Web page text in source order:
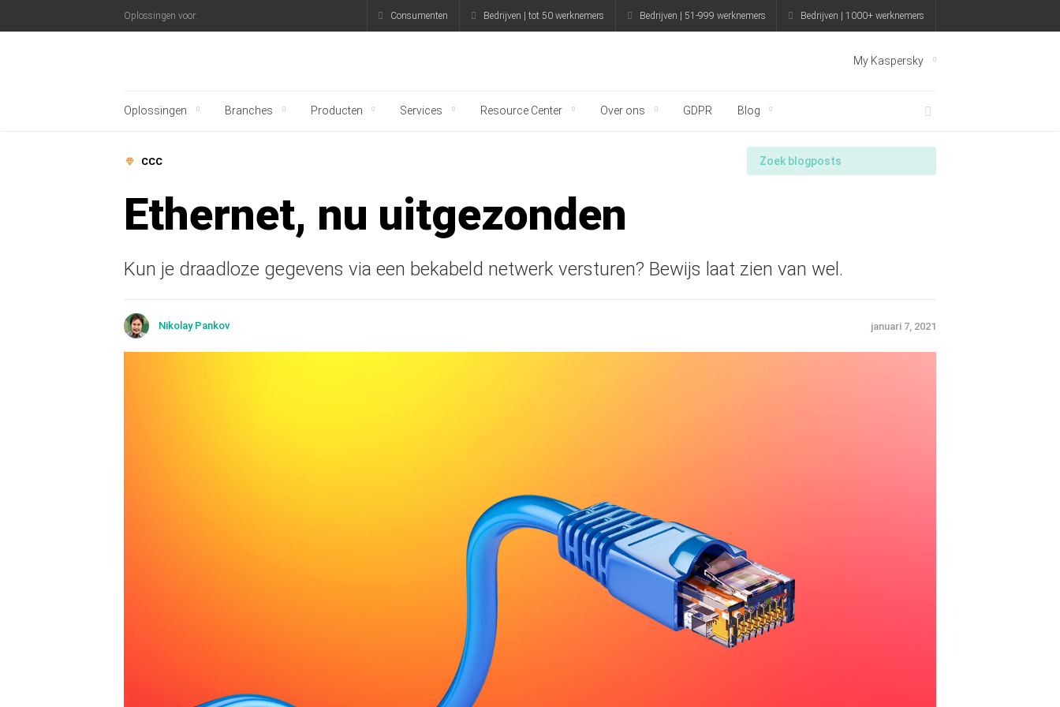
Oplossingen voor: Consumenten Bedrijven | tot 50 werknemers Bedrijven | 51-999 werknemers Bedrijven | 1000+ werknemers
My Kaspersky
Oplossingen Branches Producten Services Resource Center Over ons GDPR Blog
CCC
Ethernet, nu uitgezonden
Kun je draadloze gegevens via een bekabeld netwerk versturen? Bewijs laat zien van wel.
Nikolay Pankov januari 7, 2021